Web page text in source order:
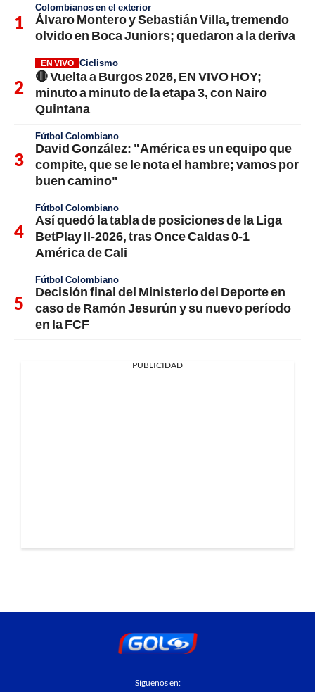
Colombianos en el exterior
Álvaro Montero y Sebastián Villa, tremendo
olvido en Boca Juniors; quedaron a la deriva
EN VIVO Ciclismo
🔴 Vuelta a Burgos 2026, EN VIVO HOY;
minuto a minuto de la etapa 3, con Nairo
Quintana
Fútbol Colombiano
David González: "América es un equipo que
compite, que se le nota el hambre; vamos por
buen camino"
Fútbol Colombiano
Así quedó la tabla de posiciones de la Liga
BetPlay II-2026, tras Once Caldas 0-1
América de Cali
Fútbol Colombiano
Decisión final del Ministerio del Deporte en
caso de Ramón Jesurún y su nuevo período
en la FCF
PUBLICIDAD
Síguenos en: